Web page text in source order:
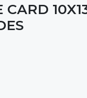
CARD